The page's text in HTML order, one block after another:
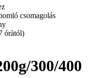
csomagolás
óràtól)
300/400